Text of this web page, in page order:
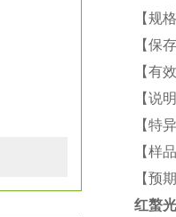
【规
【保
【有
【说
【特
【样
【预
红螯